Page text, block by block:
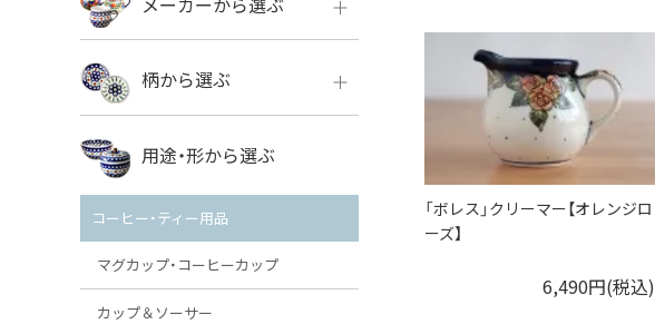
「ボレス」クリーマー【オレンジロ
ーズ】
6,490円(税込)
ボレス
VENA
ミレナ
柄から選ぶ
ボレス
用途・形から選ぶ
コーヒー・ティー用品
マグカップ・コーヒーカップ
カップ＆ソーサー